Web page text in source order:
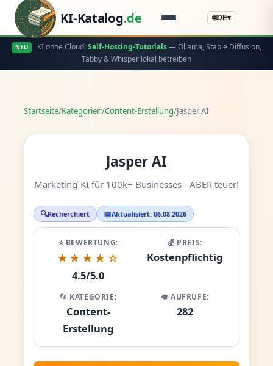
KI-Katalog.de 🌐DE▾
NEU KI ohne Cloud:Self-Hosting-Tutorials— Ollama, Stable Diffusion,
Tabby & Whisper lokal betreiben
Startseite/Kategorien/Content-Erstellung/Jasper AI
Jasper AI
Marketing-KI für 100k+ Businesses - ABER teuer!
🔍Recherchiert 📅Aktualisiert: 06.08.2026
⭐ BEWERTUNG:
★★★★☆
4.5/5.0
💰 PREIS:
Kostenpflichtig
📂 KATEGORIE:
Content-
Erstellung
👁️ AUFRUFE:
282